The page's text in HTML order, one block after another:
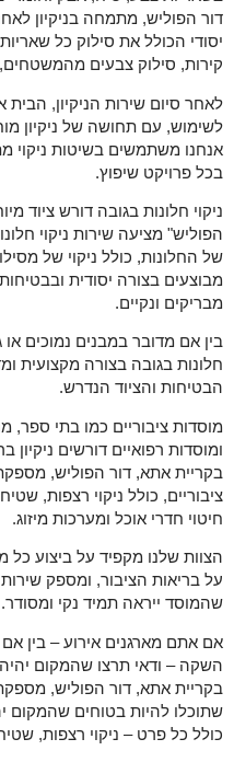
דור הפוליש, מתמחה בניקיון
יסודי הכולל את סילוק כל שאריות
קירות, סילוק צבעים מהמשטחים,
לאחר סיום שירות הניקיון,
לשימוש, עם תחושה של ניקיון
אנחנו משתמשים בשיטות ניקוי
בכל פרויקט שיפוץ.
ניקוי חלונות בגובה דורש ציוד
הפוליש" מציעה שירות ניקוי
של החלונות, כולל ניקוי של
מבוצעים בצורה יסודית
מבריקים ונקיים.
בין אם מדובר במבנים נמוכים או
חלונות בגובה בצורה מקצועית
הבטיחות והציוד הנדרש.
מוסדות ציבוריים כמו בתי ספר,
ומוסדות רפואיים דורשים
בקריית אתא, דור הפוליש, מספקת
ציבוריים, כולל ניקוי רצפות,
חיטוי חדרי אוכל ומערכות מיזוג.
הצוות שלנו מקפיד על ביצוע
על בריאות הציבור, ומספק
שהמוסד ייראה תמיד נקי ומסודר.
אם אתם מארגנים אירוע – בין
השקה – ודאי תרצו שהמקום יהיה
בקריית אתא, דור הפוליש, מספקת
שתוכלו להיות בטוחים שהמקום
כולל כל פרט – ניקוי רצפות,